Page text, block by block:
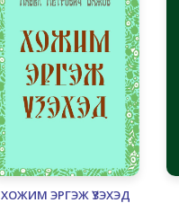
ХОЖИМ ЭРГЭЖ ҮЗЭХЭД